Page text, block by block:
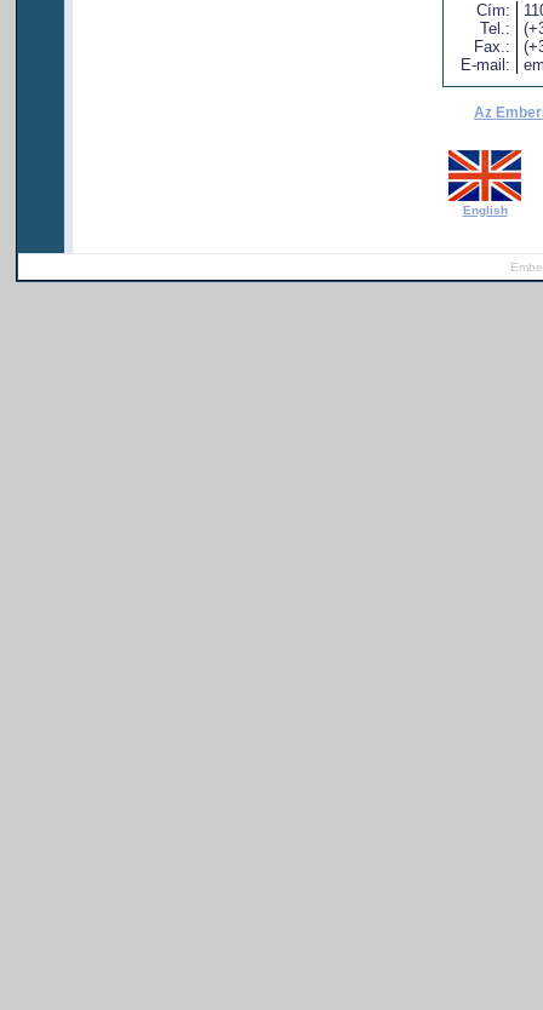
Cím:
Tel.:
Fax.:
E-mail:
Az
English